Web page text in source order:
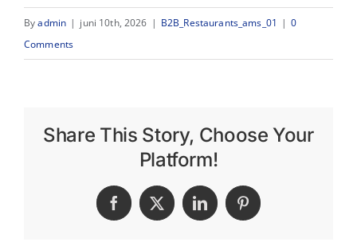
Offerte
Contact
Byadmin | juni 10th, 2026 | B2B_Restaurants_ams_01 | 0
Comments
Share This Story, Choose Your
Platform!
Facebook
X LinkedInPinterest